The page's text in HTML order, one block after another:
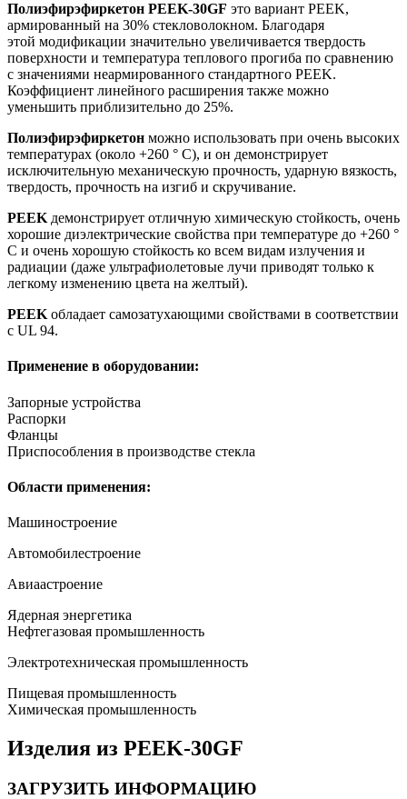
Полиэфирэфиркетон PEEK-30GF это вариант PEEK,
армированный на 30% стекловолокном. Благодаря
этой модификации значительно увеличивается твердость
поверхности и температура теплового прогиба по сравнению
с значениями неармированного стандартного PEEK.
Коэффициент линейного расширения также можно
уменьшить приблизительно до 25%.
Полиэфирэфиркетон можно использовать при очень высоких
температурах (около +260 ° C), и он демонстрирует
исключительную механическую прочность, ударную вязкость,
твердость, прочность на изгиб и скручивание.
PEEK демонстрирует отличную химическую стойкость, очень
хорошие диэлектрические свойства при температуре до +260 °
C и очень хорошую стойкость ко всем видам излучения и
радиации (даже ультрафиолетовые лучи приводят только к
легкому изменению цвета на желтый).
PEEK обладает самозатухающими свойствами в соответствии
с UL 94.
Применение в оборудовании:
Запорные устройства
Распорки
Фланцы
Приспособления в производстве стекла
Области применения:
Машиностроение
Автомобилестроение
Авиаастроение
Ядерная энергетика
Нефтегазовая промышленность
Электротехническая промышленность
Пищевая промышленность
Химическая промышленность
Изделия из PEEK-30GF
ЗАГРУЗИТЬ ИНФОРМАЦИЮ